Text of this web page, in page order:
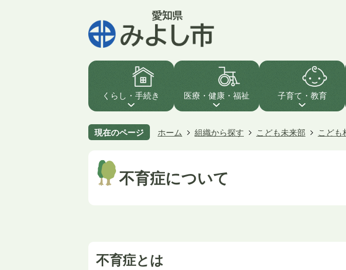
くらし・手続き 医療・健康・福祉 子育て・教育
現在のページ ホーム 組織から探す こども未来部 こども
不育症について
不育症とは